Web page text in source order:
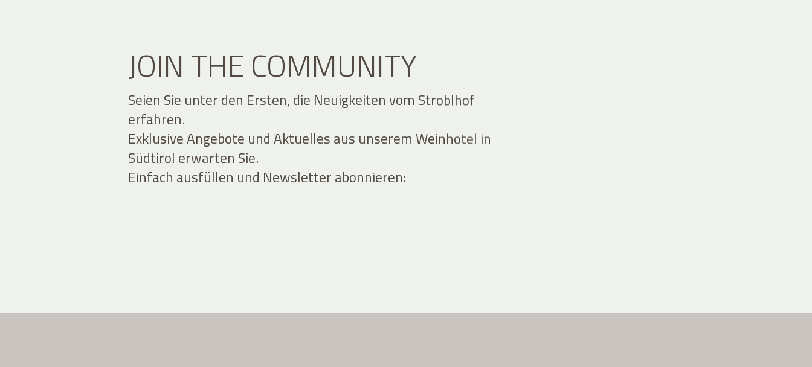
JOIN THE COMMUNITY
Seien Sie unter den Ersten, die Neuigkeiten vom Stroblhof
erfahren.
Exklusive Angebote und Aktuelles aus unserem Weinhotel in
Südtirol erwarten Sie.
Einfach ausfüllen und Newsletter abonnieren: